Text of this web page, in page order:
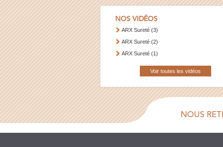
NOS VIDÉOS
ARX Sureté (3)
ARX Sureté (2)
ARX Sureté (1)
Voir toutes les vidéos
NOUS